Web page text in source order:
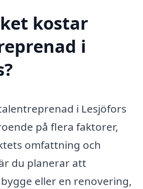
kostar
i
i Lesjöfors
på flera faktorer,
omfattning och
du planerar att
eller en renovering,